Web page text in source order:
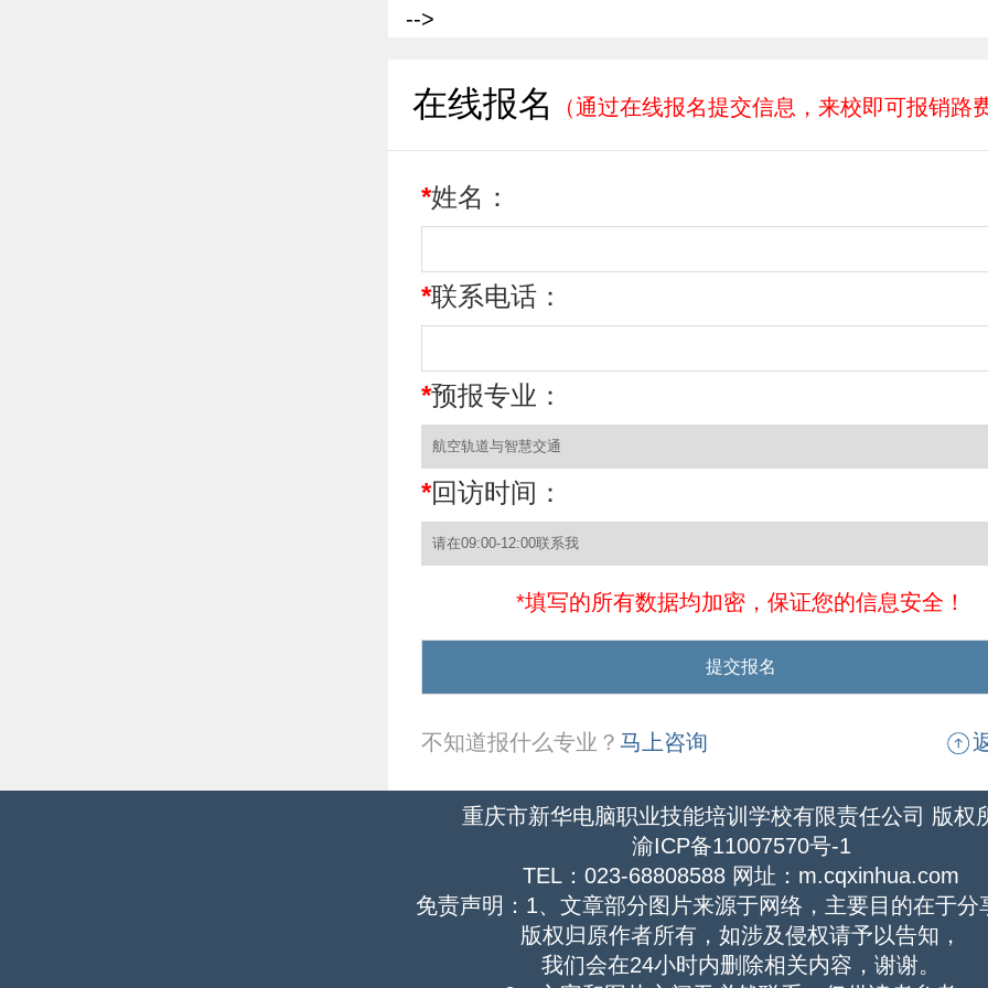
-->
在线报名 （通过在线报名提交信息，来校即可报销路
*姓名：
*联系电话：
*预报专业：
*回访时间：
*填写的所有数据均加密，保证您的信息安全！
不知道报什么专业？ 马上咨询
重庆市新华电脑职业技能培训学校有限责任公司 版权
渝ICP备11007570号-1
TEL：023-68808588 网址：m.cqxinhua.com
免责声明：1、文章部分图片来源于网络，主要目的在于分
版权归原作者所有，如涉及侵权请予以告知，
我们会在24小时内删除相关内容，谢谢。